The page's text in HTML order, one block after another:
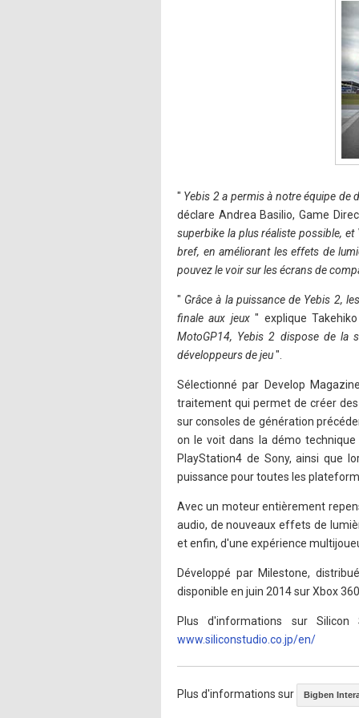
" Yebis 2 a permis à notre équipe de
déclare Andrea Basilio, Game
superbike la plus réaliste possible,
bref, en améliorant les effets de
pouvez le voir sur les écrans de
" Grâce à la puissance de Yebis 2,
finale aux jeux" explique
MotoGP14, Yebis 2 dispose de la
développeurs de jeu".
Sélectionné par Develop
traitement qui permet de créer
sur consoles de génération
on le voit dans la démo
PlayStation4 de Sony, ainsi que
puissance pour toutes les
Avec un moteur entièrement
audio, de nouveaux effets de
et enfin, d'une expérience
Développé par Milestone,
disponible en juin 2014 sur Xbox
Plus d'informations sur
www.siliconstudio.co.jp/en/
Plus d'informations sur Bigben